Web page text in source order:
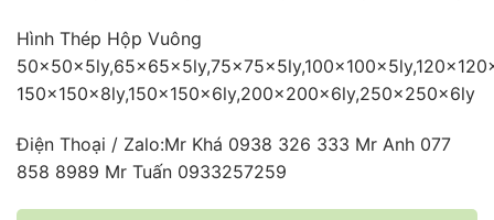
Hình Thép Hộp Vuông
150×150x8ly,150×150x6ly,200×200x6ly,250×250x6ly
Điện Thoại / Zalo:Mr Khá 0938 326 333 Mr Anh 077
858 8989 Mr Tuấn 0933257259